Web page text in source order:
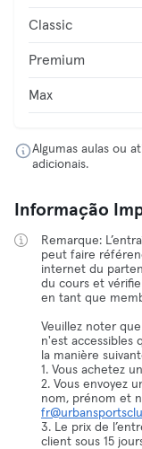
Classic
Premium
Max
Algumas aulas ou
adicionais.
Informação
Remarque:
peut faire
internet du
du cours et
en tant que
Veuillez noter
n'est accessibles
la manière
1. Vous achetez
2. Vous envoyez
nom, prénom et
3. Le prix de
client sous 15